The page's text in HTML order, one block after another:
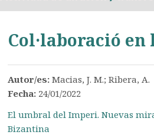
Col·laboració en
Autor/es:Macias, J. M.; Ribera, A.
Fecha: 24/01/2022
El umbral del Imperi. Nuevas
Bizantina